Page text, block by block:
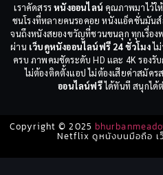
เราคัดสรรหนังออนไลน์ คุณภาพมาไว้ใ
ชนโรงที่หลายคนรอคอย หนังแอ็คชั่นมันส์
จนถึงหนังสยองขวัญที่ชวนขนลุก ทุกเรื่อง
ผ่าน เว็บดูหนังออนไลน์ฟรี 24 ชั่วโมงไม่
ครบ ภาพคมชัดระดับ HD และ 4K รองรั
ไม่ต้องติดตั้งแอป ไม่ต้องเสียค่าสมัคร
ออนไลน์ฟรีได้ทันที สนุกได้
Copyright © 2025
Netflix ดูหนังบนมือถือ เ